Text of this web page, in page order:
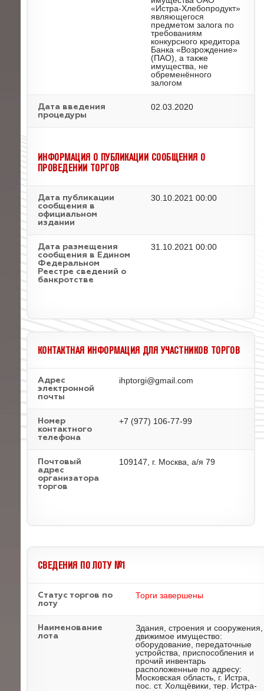
«Истра-Хлебопродукт»
являющегося
предметом залога по
требованиям
конкурсного кредитора
Банка «Возрождение»
(ПАО), а также
имущества, не
обременённого
залогом
Дата введения
процедуры
02.03.2020
ИНФОРМАЦИЯ О ПУБЛИКАЦИИ СООБЩЕНИЯ О
ПРОВЕДЕНИИ ТОРГОВ
Дата публикации
сообщения в
официальном
издании
30.10.2021 00:00
Дата размещения
сообщения в Едином
Федеральном
Реестре сведений о
банкротстве
31.10.2021 00:00
КОНТАКТНАЯ ИНФОРМАЦИЯ ДЛЯ УЧАСТНИКОВ ТОРГОВ
Адрес
электронной
почты
ihptorgi@gmail.com
Номер
контактного
телефона
+7 (977) 106-77-99
Почтовый
адрес
организатора
торгов
109147, г. Москва, а/я 79
СВЕДЕНИЯ ПО ЛОТУ №1
Статус торгов по
лоту
Торги завершены
Наименование
лота
Здания, строения и сооружения,
движимое имущество:
оборудование, передаточные
устройства, приспособления и
прочий инвентарь
расположенные по адресу:
Московская область, г. Истра,
пос. ст. Холщёвики, тер. Истра-